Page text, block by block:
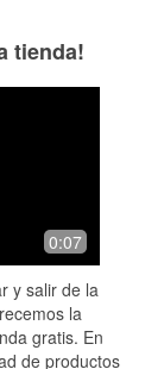
tienda!
0:07
y salir de la
la
gratis. En
de productos